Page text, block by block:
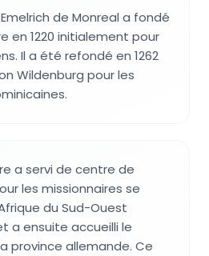
de Monreal a fondé
en 1220 initialement pour
Il a été refondé en 1262
Wildenburg pour les
a servi de centre de
les missionnaires se
du Sud-Ouest
a ensuite accueilli le
province allemande. Ce